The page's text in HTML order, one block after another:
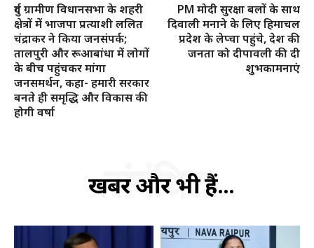
दुर्ग ग्रामीण विधानसभा के शहरी
क्षेत्रों में भाजपा प्रत्याशी ललित
चंद्राकर ने किया जनसंपर्क;
तालपुरी और रूआबांधा में लोगों
के बीच पहुंचकर मांगा
जनसमर्थन, कहा- हमारी सरकार
बनते ही समृद्धि और विकास की
होगी वर्षा
PM मोदी सुरक्षा बलों के साथ
दिवाली मनाने के लिए हिमाचल
प्रदेश के लेप्चा पहुंचे, देश की
जनता को दीपावली की दी
शुभकामनाएं
खबरें और भी हैं...
संबंधित